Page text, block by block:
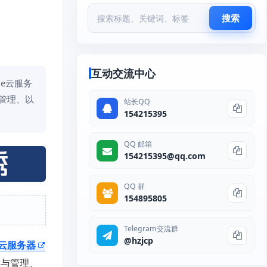
云服务
理、以
服务器
管理、
搜索
互动交流中心
站长QQ
154215395
QQ 邮箱
154215395@qq.com
QQ 群
154895805
Telegram交流群
@hzjcp